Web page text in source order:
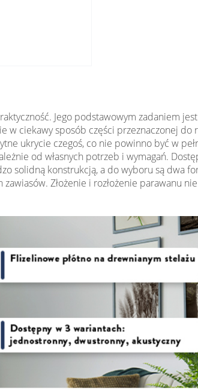
Jego podstawowym zadaniem
w ciekawy sposób części przeznaczonej do
ukrycie czegoś, co nie powinno być w
od własnych potrzeb i wymagań.
solidną konstrukcją, a do wyboru są dwa
Złożenie i rozłożenie parawanu